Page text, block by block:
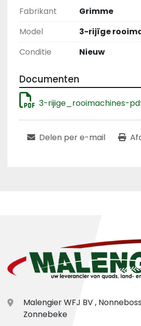
Fabrikant
Grimme
Model
3-rijïge
Conditie
Nieuw
Documenten
3-rijige_rooimachines-
Delen per e-mail
Malengier WFJ BV ,
Zonnebeke